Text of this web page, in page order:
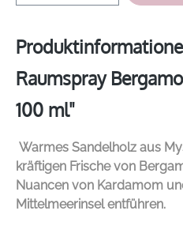
Raumspray
100 ml"
Warmes Sandelholz aus
kräftigen Frische von
Nuancen von Kardamom
Mittelmeerinsel entführen.